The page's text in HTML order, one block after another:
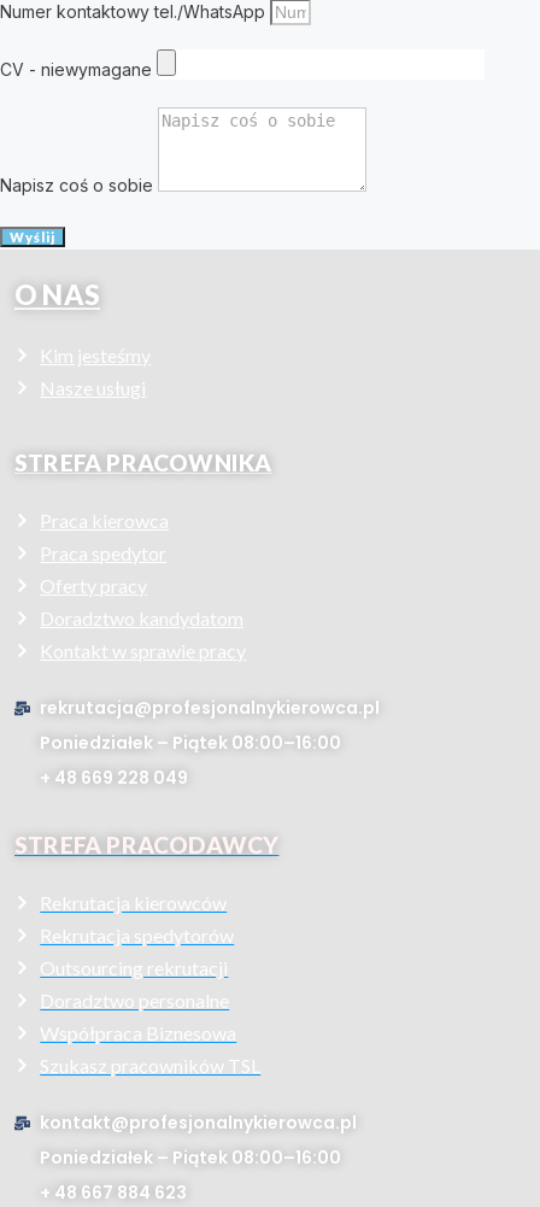
Numer kontaktowy tel./WhatsApp
CV - niewymagane
Napisz coś o sobie
Wyślij
O NAS
Kim jesteśmy
Nasze usługi
STREFA PRACOWNIKA
Praca kierowca
Praca spedytor
Oferty pracy
Doradztwo kandydatom
Kontakt w sprawie pracy
rekrutacja@profesjonalnykierowca.pl
Poniedziałek – Piątek 08:00–16:00
+ 48 669 228 049
STREFA PRACODAWCY
Rekrutacja kierowców
Rekrutacja spedytorów
Outsourcing rekrutacji
Doradztwo personalne
Współpraca Biznesowa
Szukasz pracowników TSL
kontakt@profesjonalnykierowca.pl
Poniedziałek – Piątek 08:00–16:00
+ 48 667 884 623